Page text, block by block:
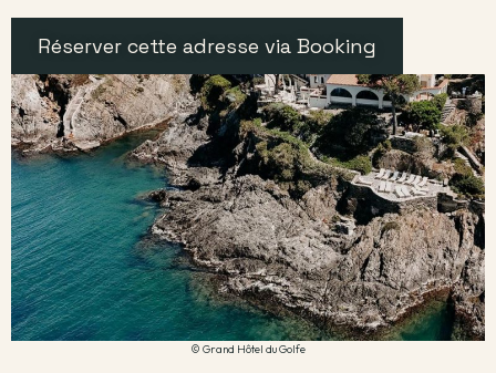
Réserver cette adresse via Booking
© Grand Hôtel du Golfe